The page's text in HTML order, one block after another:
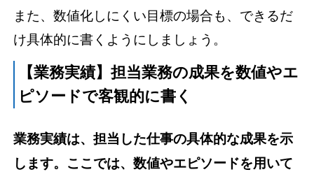
また、数値化しにくい目標の場合も、できるだ
け具体的に書くようにしましょう。
【業務実績】担当業務の成果を数値やエ
ピソードで客観的に書く
業務実績は、担当した仕事の具体的な成果を示
します。ここでは、数値やエピソードを用いて